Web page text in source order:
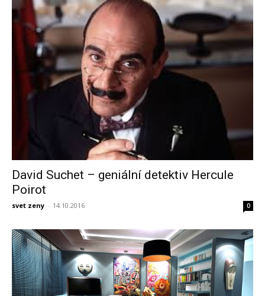
David Suchet – geniální detektiv Hercule
Poirot
svet zeny - 14.10.2016 0